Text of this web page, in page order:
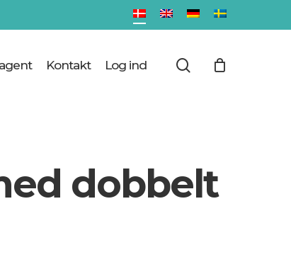
Kontakt Log ind search
Close
dobbelt